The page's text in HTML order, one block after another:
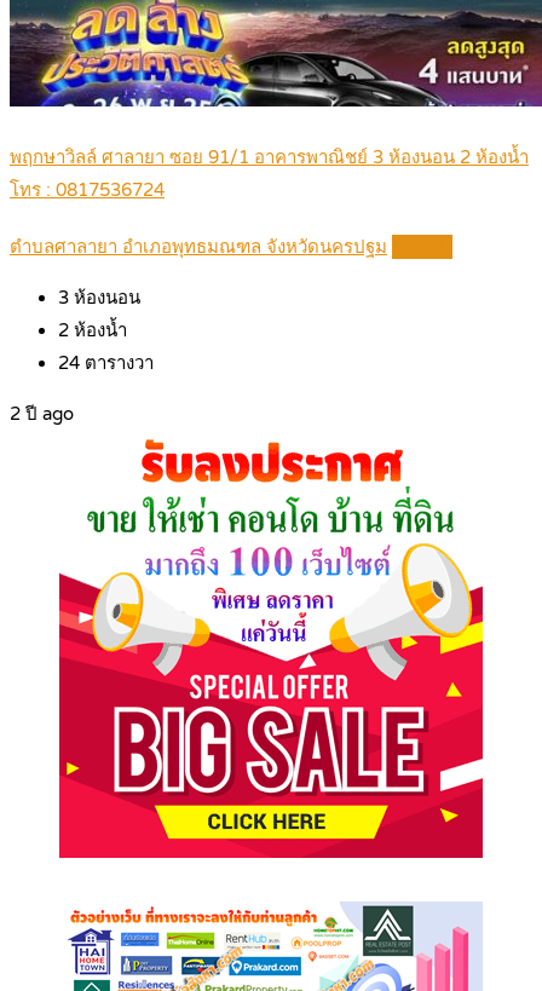
พฤกษาวิลล์ ศาลายา ซอย 91/1 อาคารพาณิชย์ 3 ห้องนอน 2 ห้องน้ำ
โทร : 0817536724
ตำบลศาลายา อำเภอพุทธมณฑล จังหวัดนครปฐม
3 ห้องนอน
2 ห้องน้ำ
24 ตารางวา
2 ปี ago